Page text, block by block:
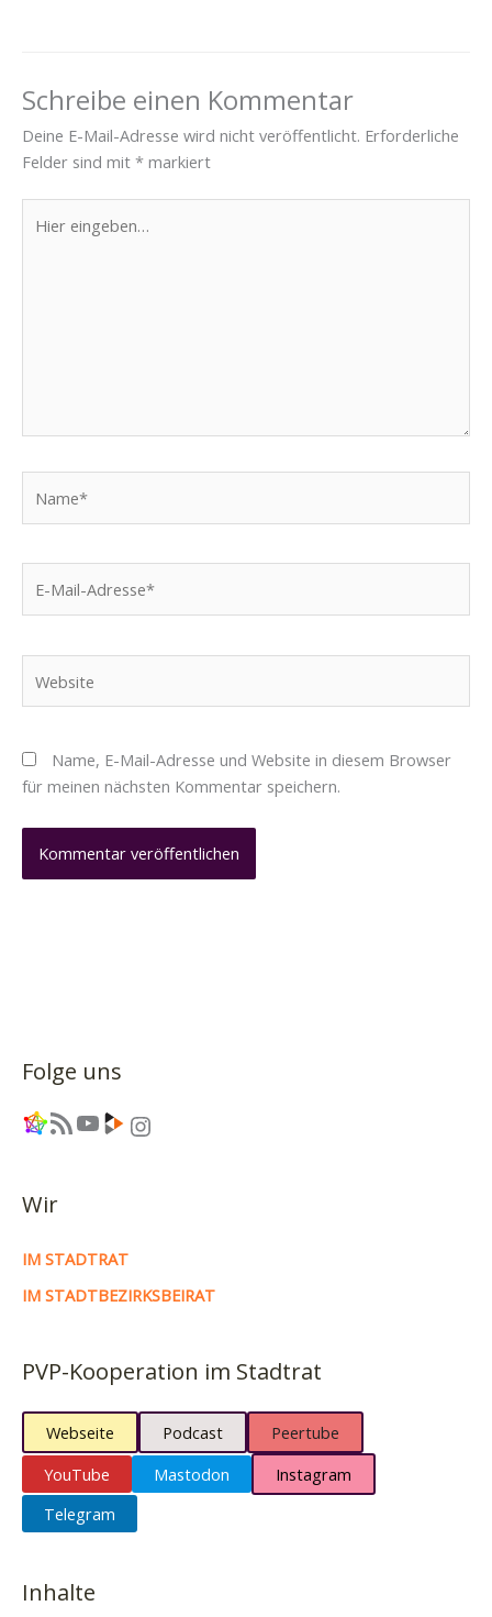
Schreibe einen Kommentar
Deine E-Mail-Adresse wird nicht veröffentlicht. Erforderliche
Felder sind mit * markiert
eingeben…
Mail-
Name, E-Mail-Adresse und Website in diesem Browser
für meinen nächsten Kommentar speichern.
Folge uns
Link RSS-Feed YouTube Link Instagram
Wir
IM STADTRAT
IM STADTBEZIRKSBEIRAT
PVP-Kooperation im Stadtrat
Webseite Podcast
Peertube
YouTube
Mastodon
Instagram
Telegram
Inhalte